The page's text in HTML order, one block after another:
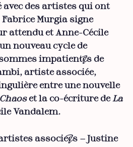
avec des artistes qui ont
Murgia signe
attendu et Anne-Cécile
nouveau cycle de
impatient·es de
artiste associée,
entre une nouvelle
et la co-écriture de La
Vandalem.
associé·es − Justine